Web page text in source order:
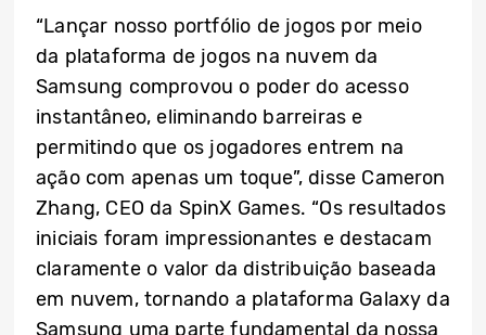
“Lançar nosso portfólio de jogos por meio
da plataforma de jogos na nuvem da
Samsung comprovou o poder do acesso
instantâneo, eliminando barreiras e
permitindo que os jogadores entrem na
ação com apenas um toque”, disse Cameron
Zhang, CEO da SpinX Games. “Os resultados
iniciais foram impressionantes e destacam
claramente o valor da distribuição baseada
em nuvem, tornando a plataforma Galaxy da
Samsung uma parte fundamental da nossa